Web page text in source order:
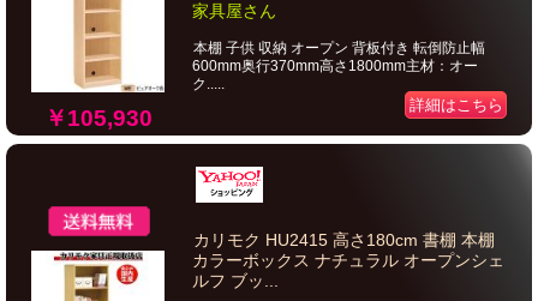
￥105,930
家具屋さん
本棚 子供 収納 オープン 背板付き 転倒防止幅
600mm奥行370mm高さ1800mm主材：オー
ク.....
詳細はこちら
カリモク HU2415 高さ180cm 書棚 本棚
カラーボックス ナチュラル オープンシェ
ルフ ブッ...